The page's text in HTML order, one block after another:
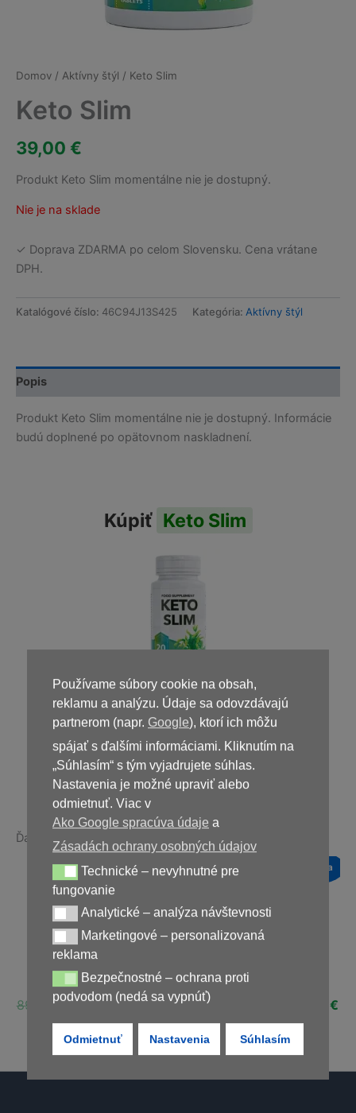
Používame súbory cookie na obsah,
reklamu a analýzu. Údaje sa odovzdávajú
partnerom (napr. Google), ktorí ich môžu
spájať s ďalšími informáciami. Kliknutím na
„Súhlasím“ s tým vyjadrujete súhlas.
Nastavenia je možné upraviť alebo
odmietnuť. Viac v
Ako Google spracúva údaje a
Zásadách ochrany osobných údajov
Technické – nevyhnutné pre fungovanie
Technické – nevyhnutné pre
fungovanie
Analytické – analýza návštevnosti
Analytické – analýza návštevnosti
Marketingové – personalizovaná reklama
Marketingové – personalizovaná
reklama
Bezpečnostné – ochrana proti podvodom (nedá sa vypnúť)
Bezpečnostné – ochrana proti
podvodom (nedá sa vypnúť)
Odmietnuť Nastavenia Súhlasím
Domov / Aktívny štýl / Keto Slim
Keto Slim
39,00 €
Produkt Keto Slim momentálne nie je dostupný.
Nie je na sklade
✓ Doprava ZDARMA po celom Slovensku. Cena vrátane
DPH.
Katalógové číslo: 46C94J13S425 Kategória: Aktívny štýl
Popis
Produkt Keto Slim momentálne nie je dostupný. Informácie
budú doplnené po opätovnom naskladnení.
Kúpiť Keto Slim
39,00€
Nedostupné
Ďalšie produkty v rovnakej kategórii:
Aktuálna
39,00 €.
Novinka
Zľava!
KetoExpert
89,80€Pôvodná
cena
bola:
89,80 €.
44,90€Aktuálna
cena
je:
44,90 €.
Novinka
Zľava!
Keto Probiotix
78,00 €Pôvodná
cena
bola:
78,00 €.
29,00
cena
je:
29,00 €.
Novinka
Pôvodná
cena
bola:
78,00 €.
29,00€